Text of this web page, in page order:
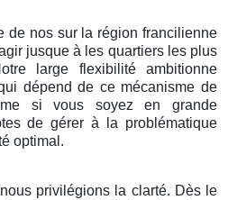
de nos sur la région francilienne
jusque à les quartiers les plus
large flexibilité ambitionne
dépend de ce mécanisme de
si vous soyez en grande
de gérer à la problématique
optimal.
privilégions la clarté. Dès le